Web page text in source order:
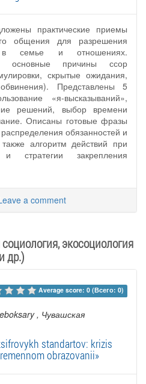
практические приемы
общения для разрешения
в семье и отношениях.
основные причины ссор
скрытые ожидания,
Представлены 5
«я-высказываний»,
решений, выбор времени
Описаны готовые фразы
обязанностей и
алгоритм действий при
стратегии закрепления
a comment
экосоциология
и др.)
Average score: 0 (Всего: 0)
, Чувашская
standartov: krizis
obrazovanii»